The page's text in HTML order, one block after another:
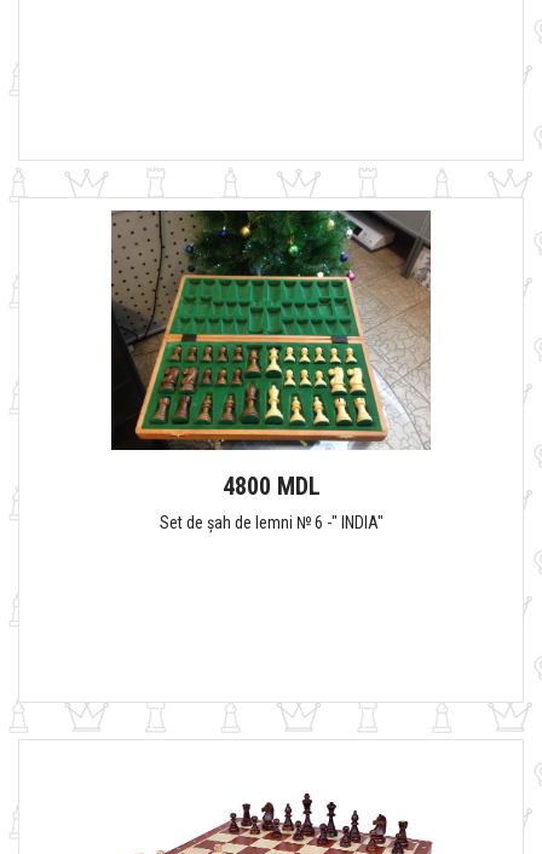
4800 MDL
Set de șah de lemni № 6 -" INDIA"